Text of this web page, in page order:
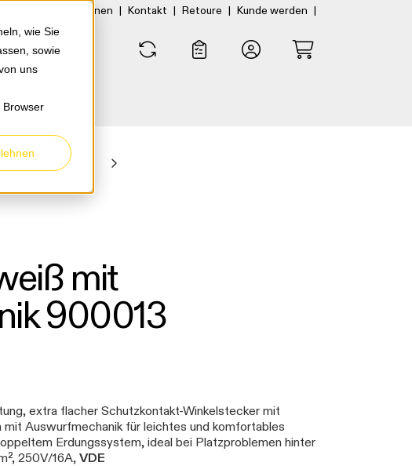
wie Sie
sowie
uns
Browser
Ansprechpartner:innen | Kontakt | Retoure | Kunde werden |
Über eltric
mit
900013
extra flacher Schutzkontakt-Winkelstecker mit
Auswurfmechanik für leichtes und komfortables
Erdungssystem, ideal bei Platzproblemen hinter
250V/16A, VDE